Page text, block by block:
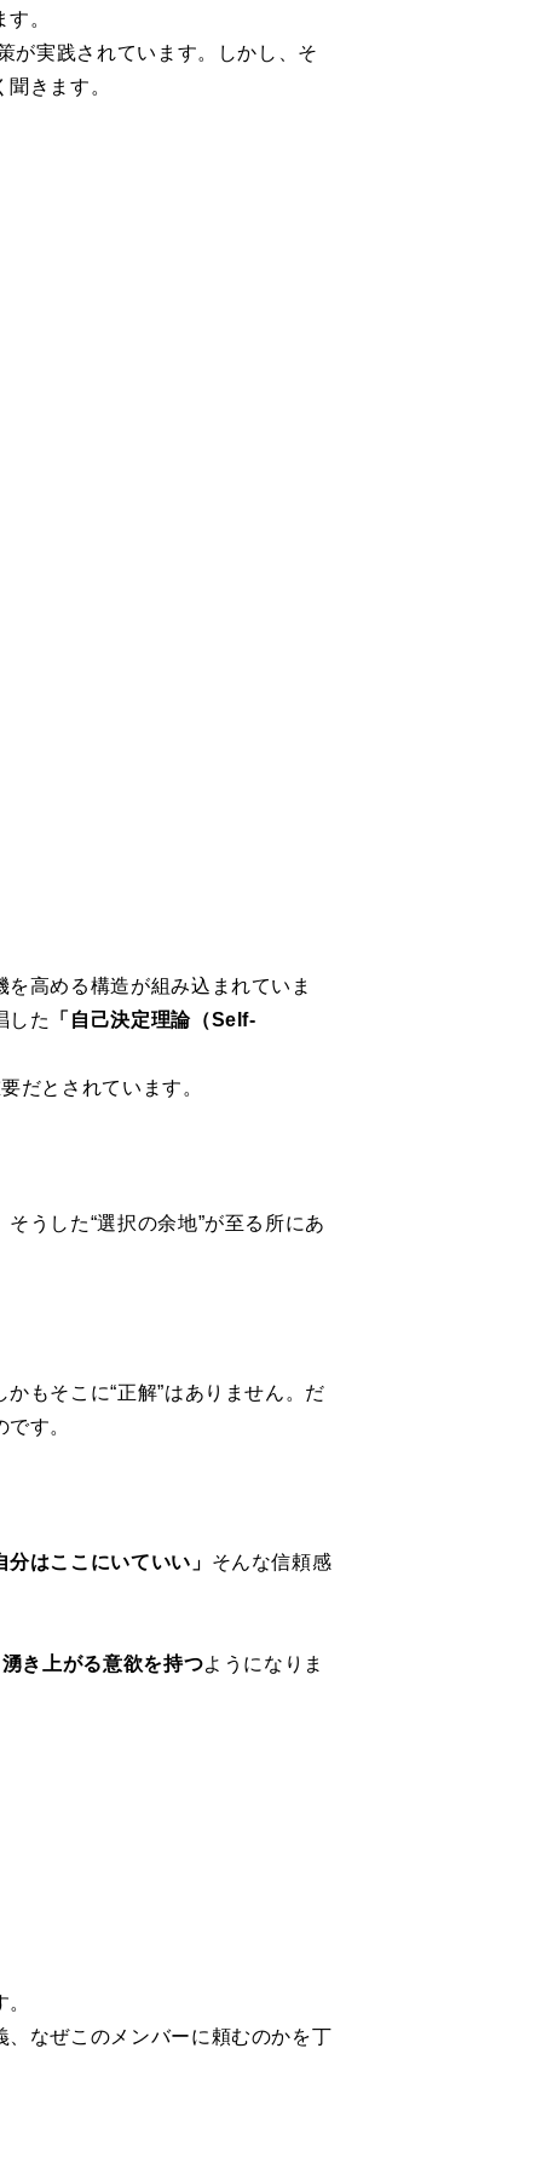
。
実践されています。
しかし、そ
きます。
高める構造が組み込まれていま
した
「自己決定理論（Self-
だとされています。
うした“選択の余地”が至る所にあ
もそこに“正解”はありません。だ
す。
はここにいていい」 そんな信頼感
き上がる意欲を持つようになりま
なぜこのメンバーに頼むのかを丁